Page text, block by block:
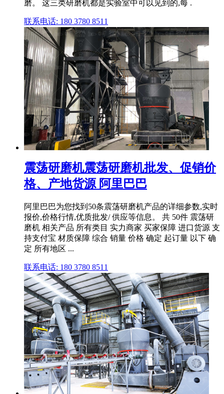
磨。 这三类研磨机都是实验室中可以见到的,每 .
联系电话: 180 3780 8511
震荡研磨机震荡研磨机批发、促销价
格、产地货源 阿里巴巴
阿里巴巴为您找到50条震荡研磨机产品的详细参数,实时
报价,价格行情,优质批发/ 供应等信息。 共 50件 震荡研
磨机 相关产品 所有类目 实力商家 买家保障 进口货源 支
持支付宝 材质保障 综合 销量 价格 确定 起订量 以下 确
定 所有地区 ...
联系电话: 180 3780 8511